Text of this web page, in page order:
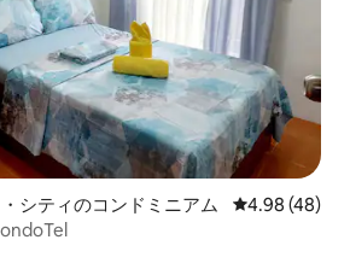
シティのコンドミニアム レビュー48
4.98 (48)